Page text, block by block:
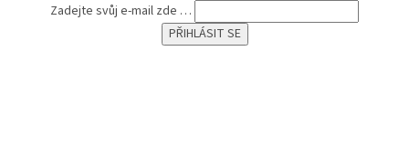
Zadejte svůj e-mail zde …